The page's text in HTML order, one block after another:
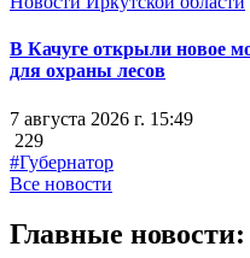
В Качуге открыли новое
для охраны лесов
7 августа 2026 г. 15:49
229
#Губернатор
Все новости
Главные новости: